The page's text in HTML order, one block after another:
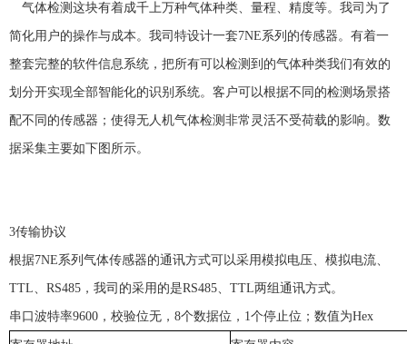
气体检测这块有着成千上万种气体种类、量程、精度等。我司为了
简化用户的操作与成本。我司特设计一套7NE系列的传感器。有着一
整套完整的软件信息系统，把所有可以检测到的气体种类我们有效的
划分开实现全部智能化的识别系统。客户可以根据不同的检测场景搭
配不同的传感器；使得无人机气体检测非常灵活不受荷载的影响。数
据采集主要如下图所示。
3传输协议
根据7NE系列气体传感器的通讯方式可以采用模拟电压、模拟电流、
TTL、 RS485 ，我司的采用的是RS485、 TTL两组通讯方式。
串口波特率9600 ，校验位无， 8个数据位， 1个停止位；数值为Hex